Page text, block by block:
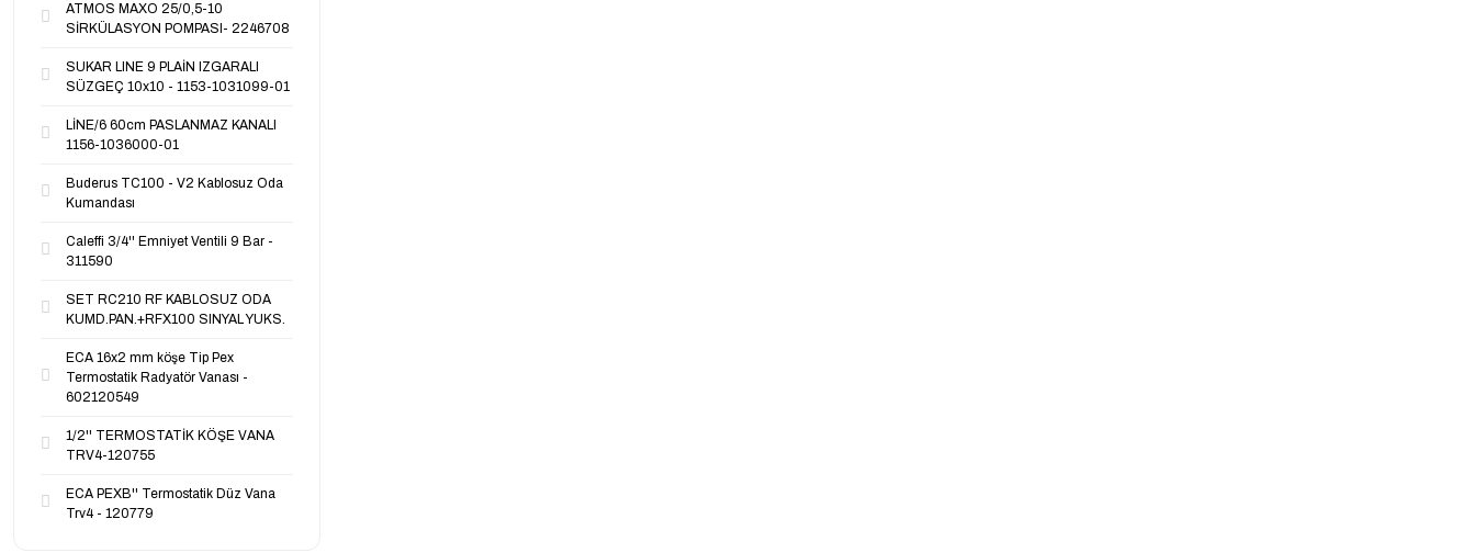
ATMOS MAXO 25/0,5-10
SİRKÜLASYON POMPASI- 2246708
SUKAR LINE 9 PLAİN IZGARALI
SÜZGEÇ 10x10 - 1153-1031099-01
LİNE/6 60cm PASLANMAZ KANALI
1156-1036000-01
Buderus TC100 - V2 Kablosuz Oda
Kumandası
Caleffi 3/4'' Emniyet Ventili 9 Bar -
311590
SET RC210 RF KABLOSUZ ODA
KUMD.PAN.+RFX100 SINYAL YUKS.
ECA 16x2 mm köşe Tip Pex
Termostatik Radyatör Vanası -
602120549
1/2'' TERMOSTATİK KÖŞE VANA
TRV4-120755
ECA PEXB'' Termostatik Düz Vana
Trv4 - 120779